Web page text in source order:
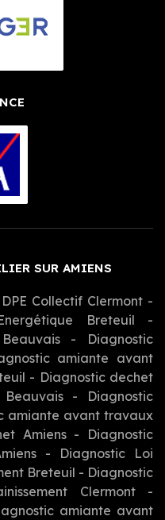
SUR AMIENS
DPE Collectif Clermont -
Breteuil -
- Diagnostic
amiante avant
- Diagnostic dechet
- Diagnostic
amiante avant travaux
Amiens- Diagnostic
- Diagnostic Loi
Breteuil - Diagnostic
Clermont-
amiante avant